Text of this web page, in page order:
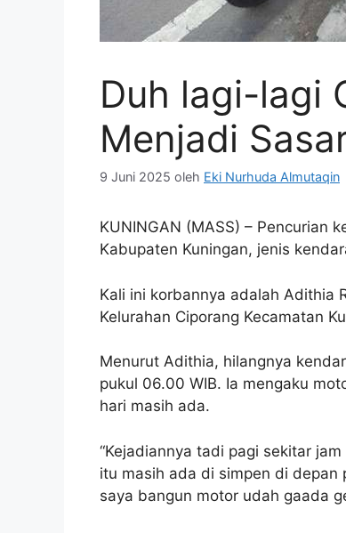
Duh lagi-lagi
Menjadi
9 Juni 2025 oleh Eki Nurhuda Almutaqin
KUNINGAN (MASS) – Pencurian
Kabupaten Kuningan, jenis
Kali ini korbannya adalah Adithia
Kelurahan Ciporang Kecamatan
Menurut Adithia, hilangnya
pukul 06.00 WIB. Ia mengaku
hari masih ada.
“Kejadiannya tadi pagi sekitar
itu masih ada di simpen di
saya bangun motor udah gaada